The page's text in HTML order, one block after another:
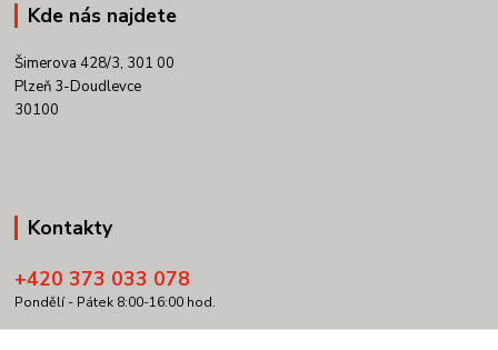
Kde nás najdete
Šimerova 428/3, 301 00
Plzeň 3-Doudlevce
30100
Kontakty
+420 373 033 078
Pondělí - Pátek 8:00-16:00 hod.